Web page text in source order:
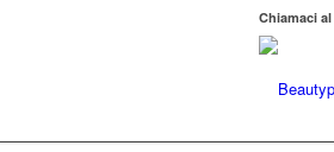
Chiamaci al